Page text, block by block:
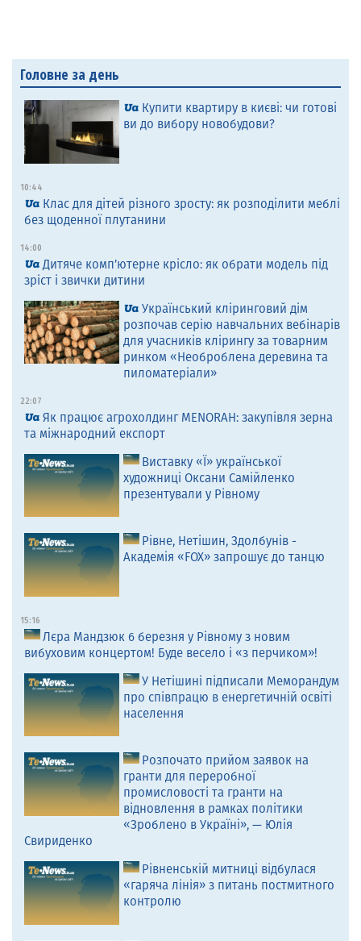
Головне за день
Купити квартиру в києві: чи готові
ви до вибору новобудови?
10:44
Клас для дітей різного зросту: як розподілити меблі
без щоденної плутанини
14:00
Дитяче комп’ютерне крісло: як обрати модель під
зріст і звички дитини
Український кліринговий дім
розпочав серію навчальних вебінарів
для учасників клірингу за товарним
ринком «Необроблена деревина та
пиломатеріали»
22:07
Як працює агрохолдинг MENORAH: закупівля зерна
та міжнародний експорт
Виставку «Ї» української
художниці Оксани Самійленко
презентували у Рівному
Рівне, Нетішин, Здолбунів -
Академія «FOX» запрошує до танцю
15:16
Лєра Мандзюк 6 березня у Рівному з новим
вибуховим концертом! Буде весело і «з перчиком»!
У Нетішині підписали Меморандум
про співпрацю в енергетичній освіті
населення
Розпочато прийом заявок на
гранти для переробної
промисловості та гранти на
відновлення в рамках політики
«Зроблено в Україні», — Юлія
Свириденко
Рівненській митниці відбулася
«гаряча лінія» з питань постмитного
контролю